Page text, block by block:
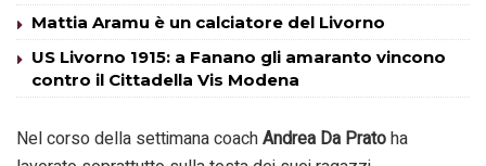
Mattia Aramu è un calciatore del Livorno
US Livorno 1915: a Fanano gli amaranto vincono
contro il Cittadella Vis Modena
Nel corso della settimana coachAndrea Da Pratoha